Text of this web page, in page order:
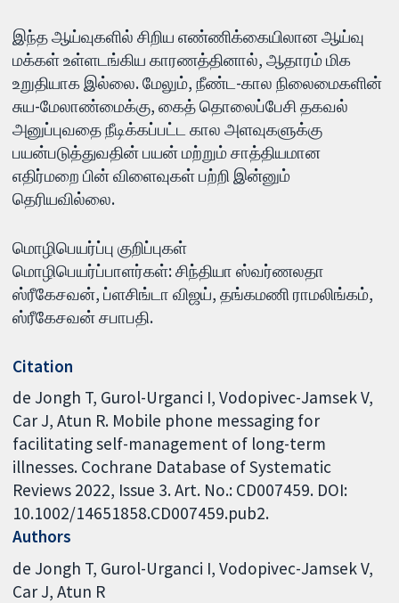
இந்த ஆய்வுகளில் சிறிய எண்ணிக்கையிலான ஆய்வு
மக்கள் உள்ளடங்கிய காரணத்தினால், ஆதாரம் மிக
உறுதியாக இல்லை. மேலும், நீண்ட-கால நிலைமைகளின்
சுய-மேலாண்மைக்கு, கைத் தொலைப்பேசி தகவல்
அனுப்புவதை நீடிக்கப்பட்ட கால அளவுகளுக்கு
பயன்படுத்துவதின் பயன் மற்றும் சாத்தியமான
எதிர்மறை பின் விளைவுகள் பற்றி இன்னும்
தெரியவில்லை.
மொழிபெயர்ப்பு குறிப்புகள்
மொழிபெயர்ப்பாளர்கள்: சிந்தியா ஸ்வர்ணலதா
ஸ்ரீகேசவன், ப்ளசிங்டா விஜய், தங்கமணி ராமலிங்கம்,
ஸ்ரீகேசவன் சபாபதி.
Citation
de Jongh T, Gurol-Urganci I, Vodopivec-Jamsek V,
Car J, Atun R. Mobile phone messaging for
facilitating self-management of long-term
illnesses. Cochrane Database of Systematic
Reviews 2022, Issue 3. Art. No.: CD007459. DOI:
10.1002/14651858.CD007459.pub2.
Authors
de Jongh T Gurol-Urganci I Vodopivec-Jamsek V
Car J Atun R